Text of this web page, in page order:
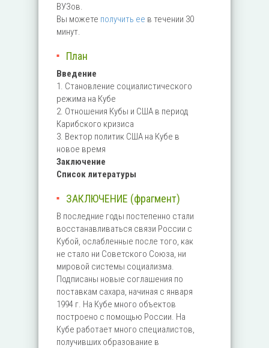
ВУЗов.
Вы можете получить ее в течении 30
минут.
План
Введение
1. Становление социалистического
режима на Кубе
2. Отношения Кубы и США в период
Карибского кризиса
3. Вектор политик США на Кубе в
новое время
Заключение
Список литературы
ЗАКЛЮЧЕНИЕ (фрагмент)
В последние годы постепенно стали
восстанавливаться связи России с
Кубой, ослабленные после того, как
не стало ни Советского Союза, ни
мировой системы социализма.
Подписаны новые соглашения по
поставкам сахара, начиная с января
1994 г. На Кубе много объектов
построено с помощью России. На
Кубе работает много специалистов,
получивших образование в